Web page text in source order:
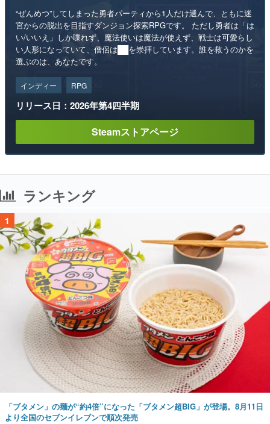
“ぜんめつ”してしまった勇者パーティから1人だけ選んで、ともに迷
宮からの脱出を目指すダンジョン探索RPGです。 ただし勇者は「は
い/いいえ」しか喋れず、魔法使いは魔法が使えず、戦士は可愛らし
い人形になっていて、僧侶は██を崇拝しています。誰を救うのかを
選ぶのは、あなたです。
インディー RPG
リリース日：2026年第4四半期
Steamストアページ
ランキング
1
「ブタメン」の麺が“約4倍”になった「ブタメン超BIG」が登場。8月11日
より全国のセブンイレブンで順次発売